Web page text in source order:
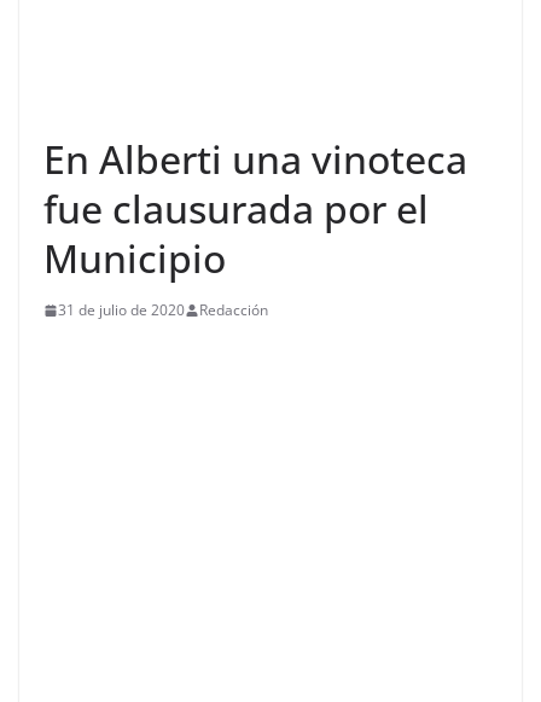
En Alberti una vinoteca
fue clausurada por el
Municipio
31 de julio de 2020 Redacción